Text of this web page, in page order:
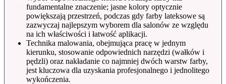
fundamentalne znaczenie; jasne kolory optycznie
powiększają przestrzeń, podczas gdy farby lateksowe są
zazwyczaj najlepszym wyborem dla salonów ze względu
na ich właściwości i łatwość aplikacji.
Technika malowania, obejmująca pracę w jednym
kierunku, stosowanie odpowiednich narzędzi (wałków i
pędzli) oraz nakładanie co najmniej dwóch warstw farby,
jest kluczowa dla uzyskania profesjonalnego i jednolitego
wykończenia.